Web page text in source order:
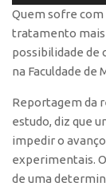
PGI-
Leis e
Portal do
Editais
áudio
Quem sofre com
tratamento
possibilidade de
na Faculdade de
Reportagem da
estudo, diz que
impedir o
experimentais.
de uma